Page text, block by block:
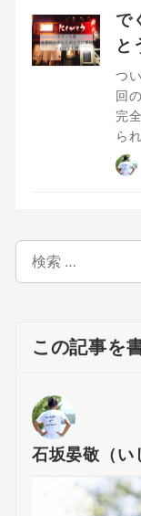
で
と
つ
回
完
ら
索
この記事を
石坂晏敬（い